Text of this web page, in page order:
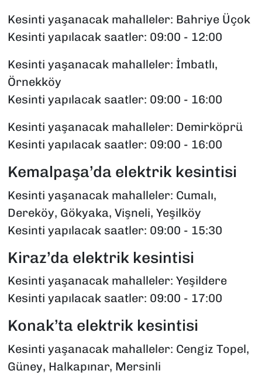
Kesinti yaşanacak mahalleler: Bahriye Üçok
Kesinti yapılacak saatler: 09:00 - 12:00
Kesinti yaşanacak mahalleler: İmbatlı,
Örnekköy
Kesinti yapılacak saatler: 09:00 - 16:00
Kesinti yaşanacak mahalleler: Demirköprü
Kesinti yapılacak saatler: 09:00 - 16:00
Kemalpaşa’da elektrik kesintisi
Kesinti yaşanacak mahalleler: Cumalı,
Dereköy, Gökyaka, Vişneli, Yeşilköy
Kesinti yapılacak saatler: 09:00 - 15:30
Kiraz’da elektrik kesintisi
Kesinti yaşanacak mahalleler: Yeşildere
Kesinti yapılacak saatler: 09:00 - 17:00
Konak’ta elektrik kesintisi
Kesinti yaşanacak mahalleler: Cengiz Topel,
Güney, Halkapınar, Mersinli